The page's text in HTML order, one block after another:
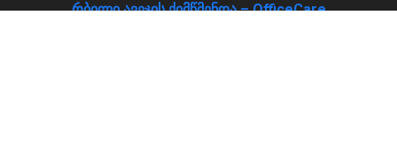
რბილი ავეჯის ქიმწმენდა – OfficeCare